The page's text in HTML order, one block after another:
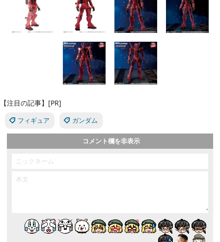
【注目の記事】[PR]
フィギュア ガンダム
コメント欄を非表示